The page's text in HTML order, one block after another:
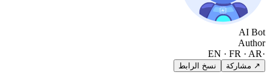
AI Bot
Author
EN · FR · AR
↗ مشاركة نسخ الرابط